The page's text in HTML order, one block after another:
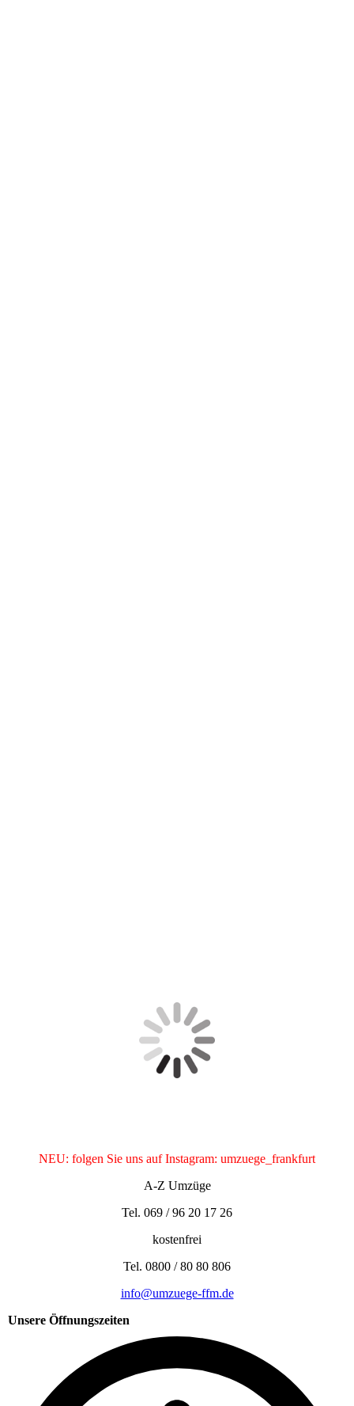
NEU: folgen Sie uns auf Instagram: umzuege_frankfurt
A-Z Umzüge
Tel. 069 / 96 20 17 26
kostenfrei
Tel. 0800 / 80 80 806
info@umzuege-ffm.de
Unsere Öffnungszeiten